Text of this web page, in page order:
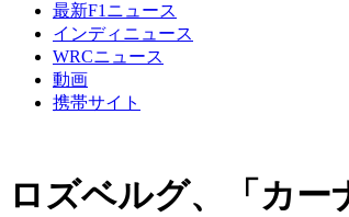
最新F1ニュース
インディニュース
WRCニュース
動画
携帯サイト
ロズベルグ、「カー